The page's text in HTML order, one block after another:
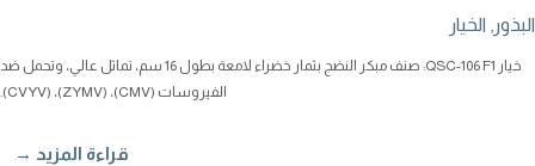
البذور الخيار
خيار QSC-106 F1: صنف مبكر النضج بثمار خضراء لامعة بطول 16 سم، تماثل عالي، وتحمل ضد
الفيروسات (CMV)، (ZYMV)، (CVYV).
قراءة المزيد →